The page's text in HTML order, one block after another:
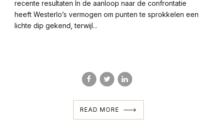
recente resultaten In de aanloop naar de confrontatie
heeft Westerlo’s vermogen om punten te sprokkelen een
lichte dip gekend, terwijl...
READ MORE